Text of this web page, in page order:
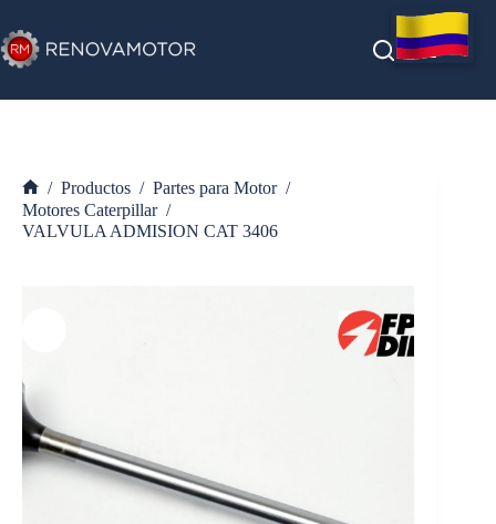
al
contenido
Inicio
/ Productos / Partes para Motor /
Motores Caterpillar /
VALVULA ADMISION CAT 3406